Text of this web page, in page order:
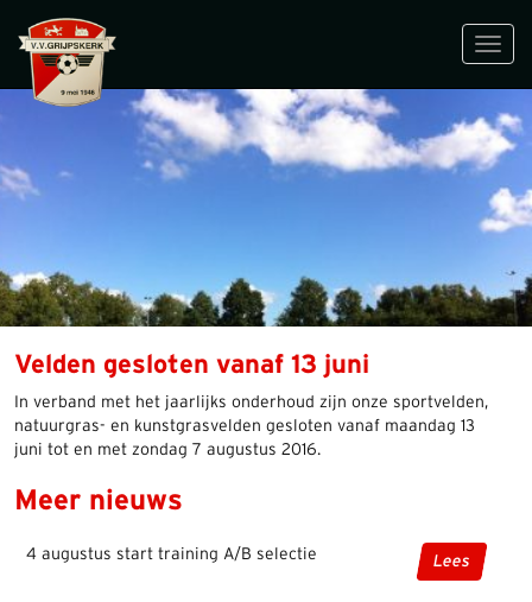
Velden gesloten vanaf 13 juni
In verband met het jaarlijks onderhoud zijn onze sportvelden,
natuurgras- en kunstgrasvelden gesloten vanaf maandag 13
juni tot en met zondag 7 augustus 2016.
Meer nieuws
4 augustus start training A/B selectie Lees